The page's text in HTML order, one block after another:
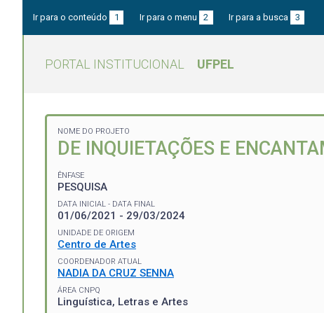
Ir para o conteúdo 1 Ir para o menu 2 Ir para a busca 3
PORTAL INSTITUCIONAL UFPEL
NOME DO PROJETO
DE INQUIETAÇÕES E
ÊNFASE
PESQUISA
DATA INICIAL - DATA FINAL
01/06/2021 - 29/03/2024
UNIDADE DE ORIGEM
Centro de Artes
COORDENADOR ATUAL
NADIA DA CRUZ SENNA
ÁREA CNPQ
Linguística, Letras e Artes